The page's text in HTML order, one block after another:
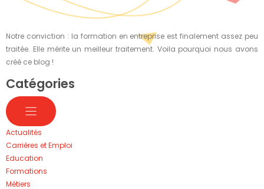
Notre conviction : la formation en entreprise est finalement assez peu
traitée. Elle mérite un meilleur traitement. Voila pourquoi nous avons
créé ce blog !
Catégories
Actualités
Carrières et Emploi
Education
Formations
Métiers